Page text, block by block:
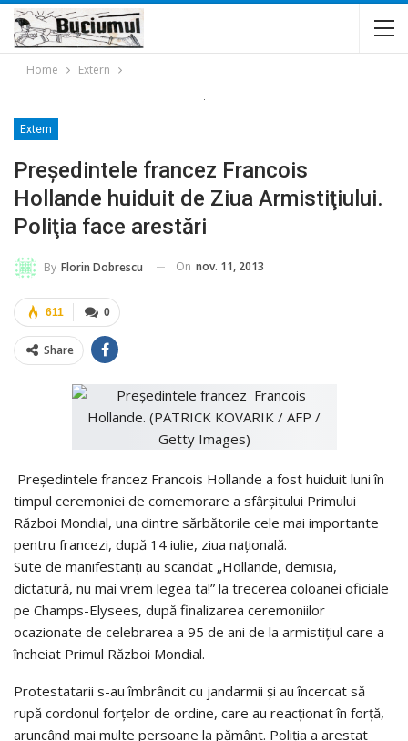
Home Extern
Extern
Preşedintele francez Francois
Hollande huiduit de Ziua Armistiţiului.
Poliţia face arestări
By Florin Dobrescu On nov. 11, 2013
0
611
Share
Preşedintele francez Francois Hollande a fost huiduit luni în
timpul ceremoniei de comemorare a sfârşitului Primului
Război Mondial, una dintre sărbătorile cele mai importante
pentru francezi, după 14 iulie, ziua naţională.
Sute de manifestanţi au scandat „Hollande, demisia,
dictatură, nu mai vrem legea ta!” la trecerea coloanei oficiale
pe Champs-Elysees, după finalizarea ceremoniilor
ocazionate de celebrarea a 95 de ani de la armistiţiul care a
încheiat Primul Război Mondial.
Protestatarii s-au îmbrâncit cu jandarmii şi au încercat să
rupă cordonul forţelor de ordine, care au reacţionat în forţă,
aruncând mai multe persoane la pământ. Poliţia a arestat